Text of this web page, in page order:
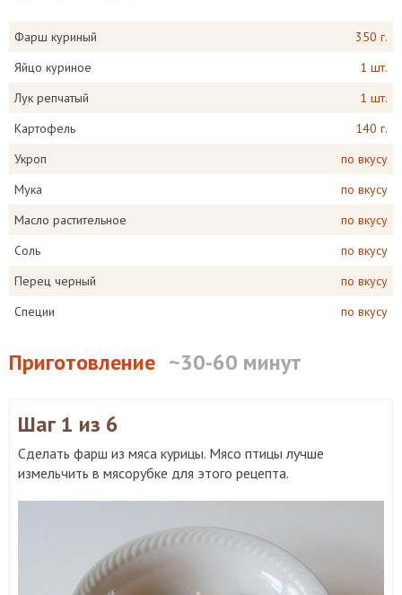
Фарш куриный
350 г.
Яйцо куриное
1 шт.
Лук репчатый
1 шт.
Картофель
140 г.
Укроп
по вкусу
Мука
по вкусу
Масло растительное
по вкусу
Соль
по вкусу
Перец черный
по вкусу
Специи
по вкусу
Приготовление ~30-60 минут
Шаг 1 из 6
Сделать фарш из мяса курицы. Мясо птицы лучше
измельчить в мясорубке для этого рецепта.